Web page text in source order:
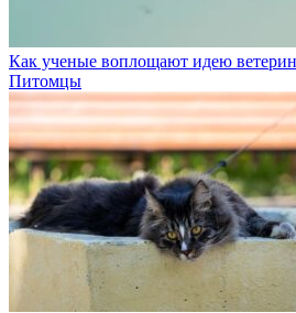
Как ученые воплощают идею
Питомцы